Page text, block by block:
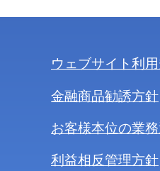
ウェブサイト利
金融商品勧誘方針
お客様本位の業
利益相反管理方針